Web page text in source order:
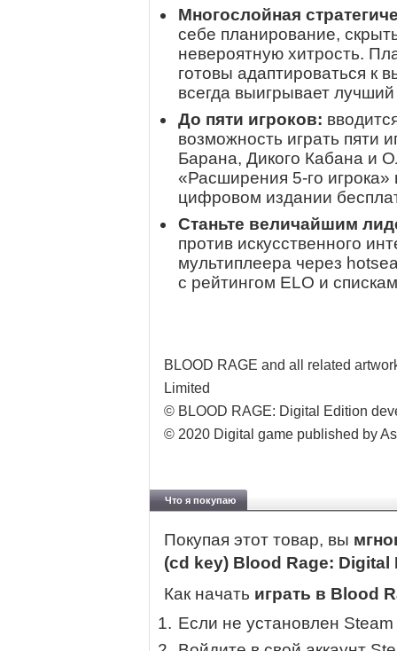
Многослойная
себе планирование,
невероятную хитрость.
готовы адаптироваться к
всегда выигрывает
До пяти игроков:
возможность играть пяти
Барана, Дикого Кабана и
«Расширения 5-го
цифровом издании
Станьте величайшим
против искусственного
мультиплеера через
с рейтингом ELO и
BLOOD RAGE and all related
Limited
© BLOOD RAGE: Digital Edition
© 2020 Digital game published by
Что я покупаю
Покупая этот товар, вы
(cd key) Blood Rage:
Как начать играть в Blood
Если не установлен